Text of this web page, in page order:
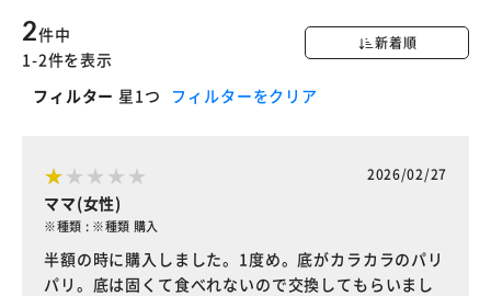
新着順
2件中
1-2件を表示
フィルター 星1つ フィルターをクリア
2026/02/27
ママ(女性)
※種類 : ※種類 購入
半額の時に購入しました。1度め。底がカラカラのパリ
パリ。底は固くて食べれないので交換してもらいまし